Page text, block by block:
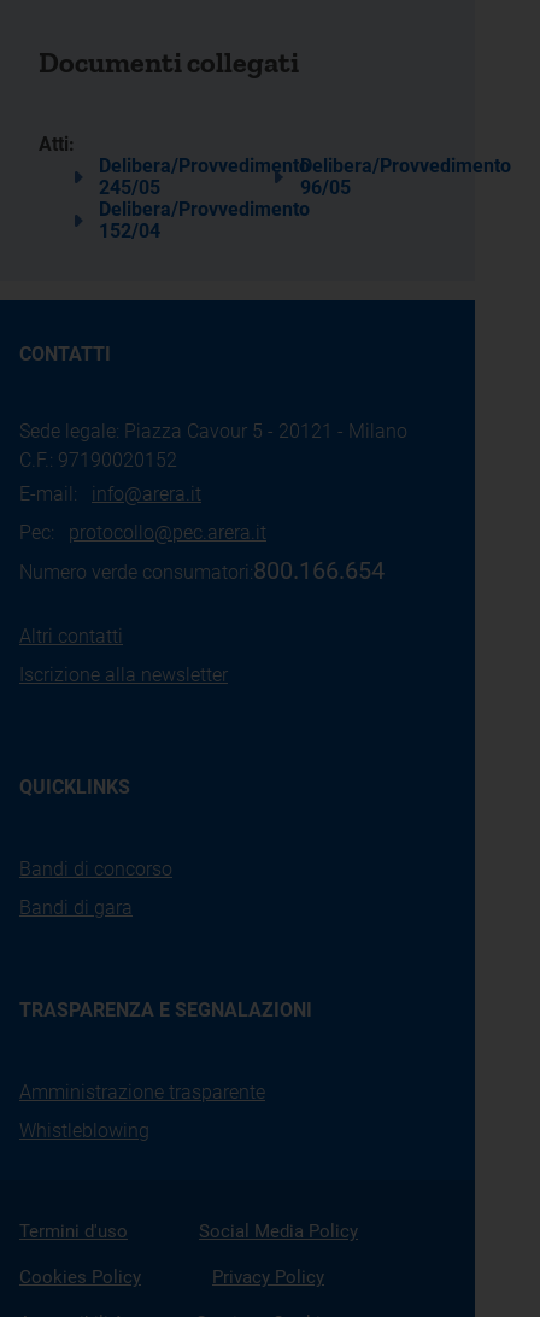
Documenti collegati
Atti:
Delibera/Provvedimento
245/05
Delibera/Provvedimento
96/05
Delibera/Provvedimento
152/04
CONTATTI
Sede legale: Piazza Cavour 5 - 20121 - Milano
C.F.: 97190020152
E-mail: info@arera.it
Pec: protocollo@pec.arera.it
Numero verde consumatori:800.166.654
Altri contatti
Iscrizione alla newsletter
QUICKLINKS
Bandi di concorso
Bandi di gara
TRASPARENZA E SEGNALAZIONI
Amministrazione trasparente
Whistleblowing
Termini d'uso Social Media Policy
Cookies Policy Privacy Policy